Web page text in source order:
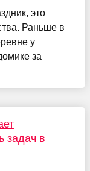
это
Раньше в
у
за
задач в